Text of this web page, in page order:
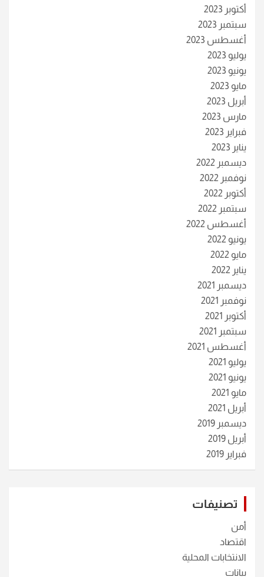
أكتوبر 2023
سبتمبر 2023
أغسطس 2023
يوليو 2023
يونيو 2023
مايو 2023
أبريل 2023
مارس 2023
فبراير 2023
يناير 2023
ديسمبر 2022
نوفمبر 2022
أكتوبر 2022
سبتمبر 2022
أغسطس 2022
يونيو 2022
مايو 2022
يناير 2022
ديسمبر 2021
نوفمبر 2021
أكتوبر 2021
سبتمبر 2021
أغسطس 2021
يوليو 2021
يونيو 2021
مايو 2021
أبريل 2021
ديسمبر 2019
أبريل 2019
فبراير 2019
تصنيفات
أمن
اقتصاد
الانتخابات المحلية
بيانات